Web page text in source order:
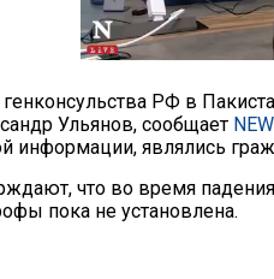
РФ в
Ульянов, сообщает
информации, являлись
что во время
пока не установлена.